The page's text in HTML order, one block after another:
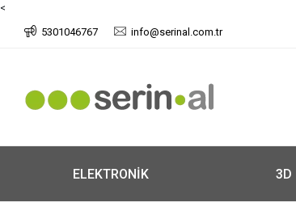
<
5301046767
info@serinal.com.tr
ELEKTRONİK 3D